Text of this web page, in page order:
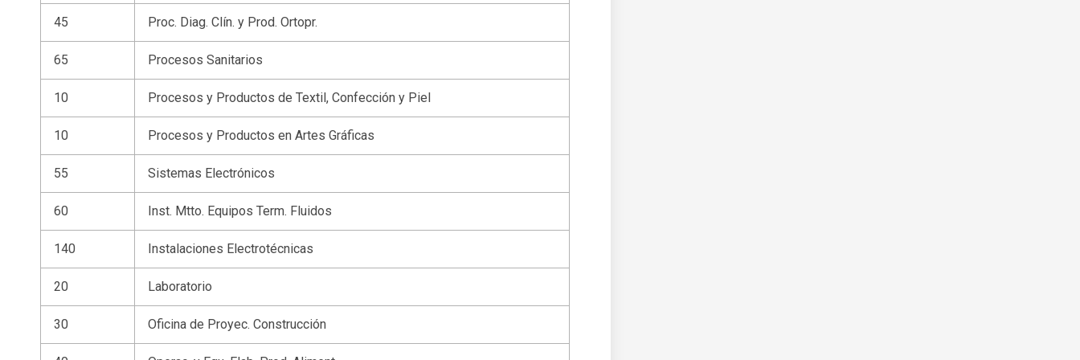
45 Proc. Diag. Clín. y Prod. Ortopr.
65 Procesos Sanitarios
10 Procesos y Productos de Textil, Confección y Piel
10 Procesos y Productos en Artes Gráficas
55 Sistemas Electrónicos
60 Inst. Mtto. Equipos Term. Fluidos
140 Instalaciones Electrotécnicas
20 Laboratorio
30 Oficina de Proyec. Construcción